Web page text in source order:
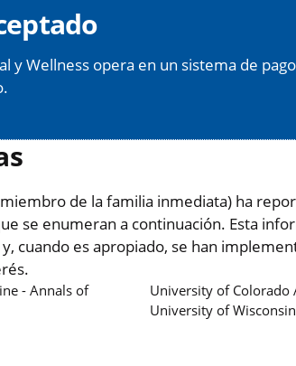
y Wellness opera en un sistema de
de la familia inmediata) ha
se enumeran a continuación. Esta
cuando es apropiado, se han
- Annals of
University of Colorado
University of Wisconsin